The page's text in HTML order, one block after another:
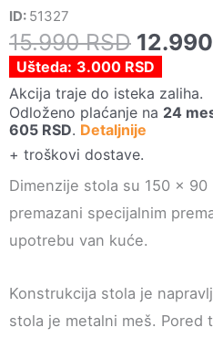
ID: 51327
15.990RSD
cena
je
bila:
15.990
12.990
Ušteda: 3.000 RSD
Akcija traje do isteka zaliha.
Odloženo plaćanje na 24
605 RSD. Detaljnije
+ troškovi dostave.
Dimenzije stola su 150 x
premazani specijalnim
upotrebu van kuće.
Konstrukcija stola je
stola je metalni meš. Pored